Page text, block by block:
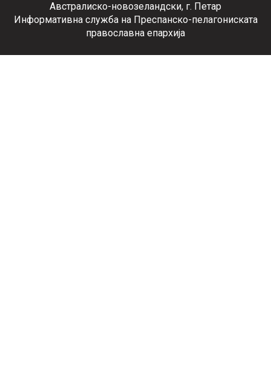
Австралиско-новозеландски, г. Петар
Информативна служба на Преспанско-пелагониската
православна епархија